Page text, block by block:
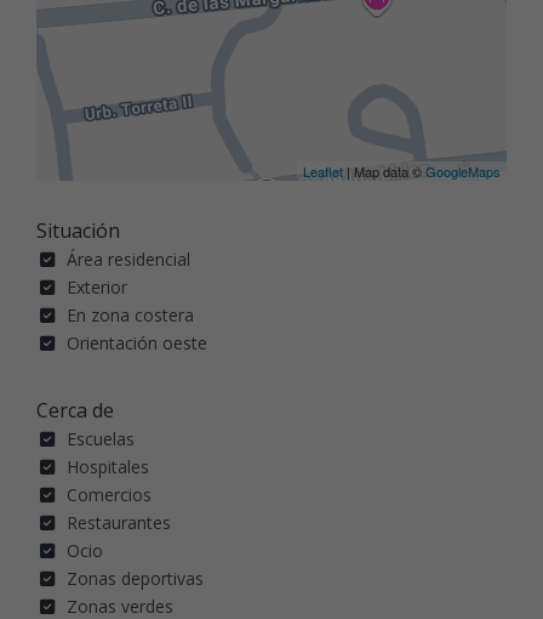
Leaflet | Map data ©GoogleMaps
Situación
Área residencial
Exterior
En zona costera
Orientación oeste
Cerca de
Escuelas
Hospitales
Comercios
Restaurantes
Ocio
Zonas deportivas
Zonas verdes